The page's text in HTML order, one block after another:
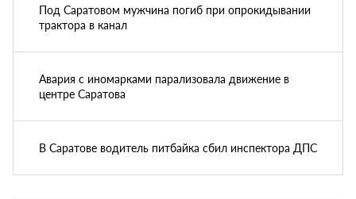
Под Саратовом мужчина погиб при опрокидывании
трактора в канал
Авария с иномарками парализовала движение в
центре Саратова
В Саратове водитель питбайка сбил инспектора ДПС